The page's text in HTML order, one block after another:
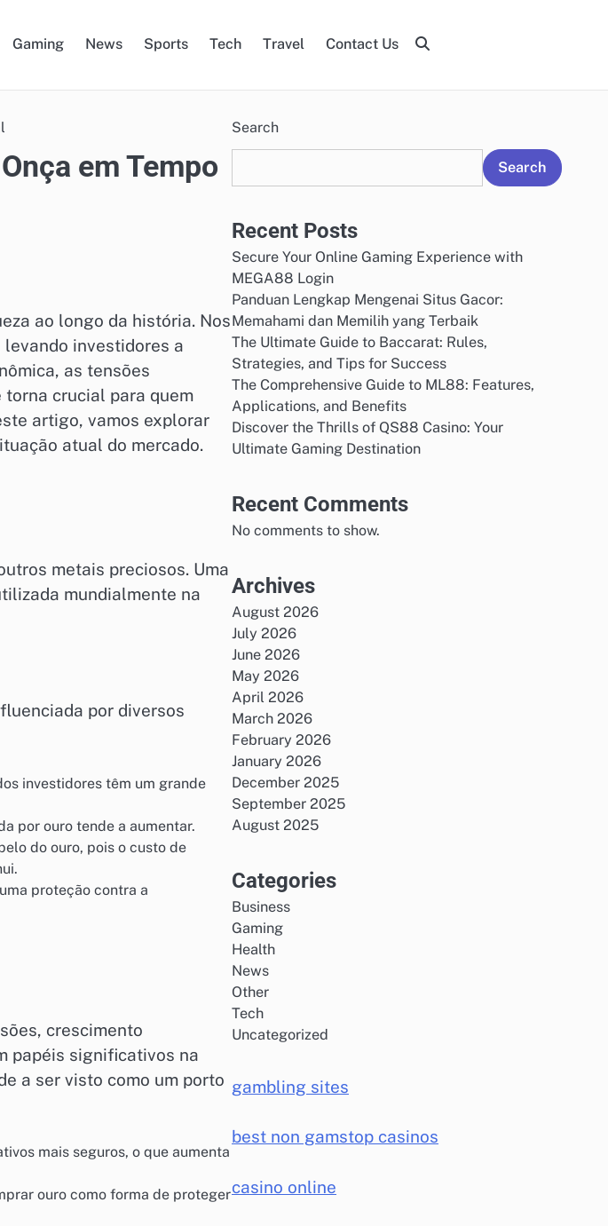
Gaming News Sports Tech Travel Contact Us
em Tempo
ao longo da história. Nos
investidores a
as tensões
crucial para quem
artigo, vamos explorar
atual do mercado.
metais preciosos. Uma
mundialmente na
por diversos
investidores têm um grande
por ouro tende a aumentar.
do ouro, pois o custo de
proteção contra a
crescimento
papéis significativos na
a ser visto como um porto
mais seguros, o que aumenta
ouro como forma de proteger
Search
Search
Recent Posts
Secure Your Online Gaming Experience with
MEGA88 Login
Panduan Lengkap Mengenai Situs Gacor:
Memahami dan Memilih yang Terbaik
The Ultimate Guide to Baccarat: Rules,
Strategies, and Tips for Success
The Comprehensive Guide to ML88: Features,
Applications, and Benefits
Discover the Thrills of QS88 Casino: Your
Ultimate Gaming Destination
Recent Comments
No comments to show.
Archives
August 2026
July 2026
June 2026
May 2026
April 2026
March 2026
February 2026
January 2026
December 2025
September 2025
August 2025
Categories
Business
Gaming
Health
News
Other
Tech
Uncategorized
gambling sites
best non gamstop casinos
casino online